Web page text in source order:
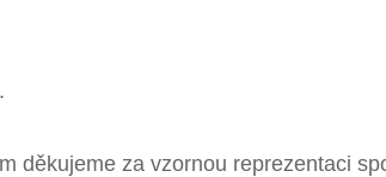
děkujeme za vzornou reprezentaci